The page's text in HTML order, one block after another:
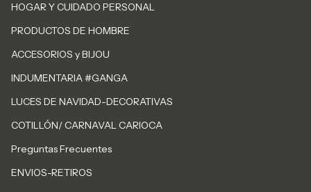
HOGAR Y CUIDADO PERSONAL
PRODUCTOS DE HOMBRE
ACCESORIOS y BIJOU
INDUMENTARIA #GANGA
LUCES DE NAVIDAD-DECORATIVAS
COTILLÓN/ CARNAVAL CARIOCA
Preguntas Frecuentes
ENVIOS-RETIROS